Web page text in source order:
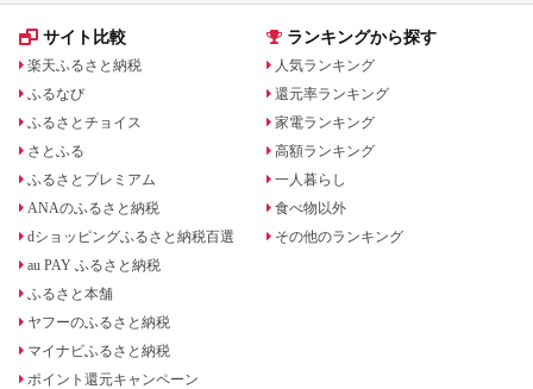
サイト比較
楽天ふるさと納税
ふるなび
ふるさとチョイス
さとふる
ふるさとプレミアム
ANAのふるさと納税
dショッピングふるさと納税百選
au PAY ふるさと納税
ふるさと本舗
ヤフーのふるさと納税
マイナビふるさと納税
ポイント還元キャンペーン
ランキングから探す
人気ランキング
還元率ランキング
家電ランキング
高額ランキング
一人暮らし
食べ物以外
その他のランキング